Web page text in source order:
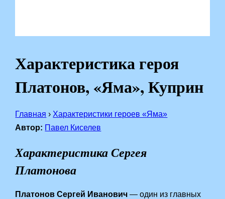
Характеристика героя
Платонов, «Яма», Куприн
Главная › Характеристики героев «Яма»
Автор: Павел Киселев
Характеристика Сергея
Платонова
Платонов Сергей Иванович — один из главных